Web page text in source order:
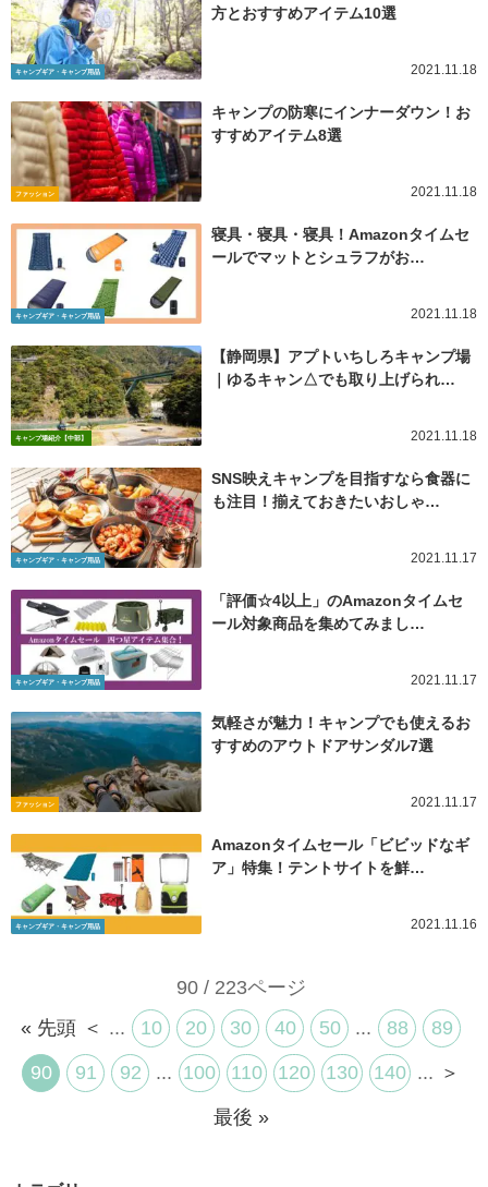
キャンプギア・キャンプ用品
方とおすすめアイテム10選
2021.11.18
ファッション
キャンプの防寒にインナーダウン！お
すすめアイテム8選
2021.11.18
キャンプギア・キャンプ用品
寝具・寝具・寝具！Amazonタイムセ
ールでマットとシュラフがお…
2021.11.18
キャンプ場紹介【中部】
【静岡県】アプトいちしろキャンプ場
｜ゆるキャン△でも取り上げられ…
2021.11.18
キャンプギア・キャンプ用品
SNS映えキャンプを目指すなら食器に
も注目！揃えておきたいおしゃ…
2021.11.17
キャンプギア・キャンプ用品
「評価☆4以上」のAmazonタイムセ
ール対象商品を集めてみまし…
2021.11.17
ファッション
気軽さが魅力！キャンプでも使えるお
すすめのアウトドアサンダル7選
2021.11.17
キャンプギア・キャンプ用品
Amazonタイムセール「ビビッドなギ
ア」特集！テントサイトを鮮…
2021.11.16
90 / 223ページ
« 先頭 ＜ ... 10 20 30 40 50 ... 88 89
90 91 92 ... 100 110 120 130 140 ... ＞
最後 »